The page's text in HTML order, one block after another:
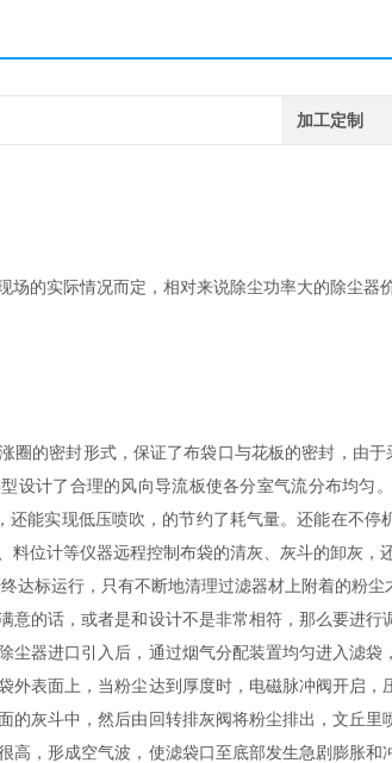
加工定制
场的实际情况而定，相对来说除尘功率大的除尘器
圈的密封形式，保证了布袋口与花板的密封，由
设计了合理的风向导流板使各分室气流分布均匀
还能实现低压喷吹，的节约了耗气量。还能在不
料位计等仪器远程控制布袋的清灰、灰斗的卸灰，
达标运行，只有不断地清理过滤器材上附着的粉
意的话，或者是和设计不是非常相符，那么要进
尘器进口引入后，通过烟气分配装置均匀进入滤
外表面上，当粉尘达到厚度时，电磁脉冲阀开启
的灰斗中，然后由回转排灰阀将粉尘排出，文丘
高，形成空气波，使滤袋口至底部发生急剧膨胀